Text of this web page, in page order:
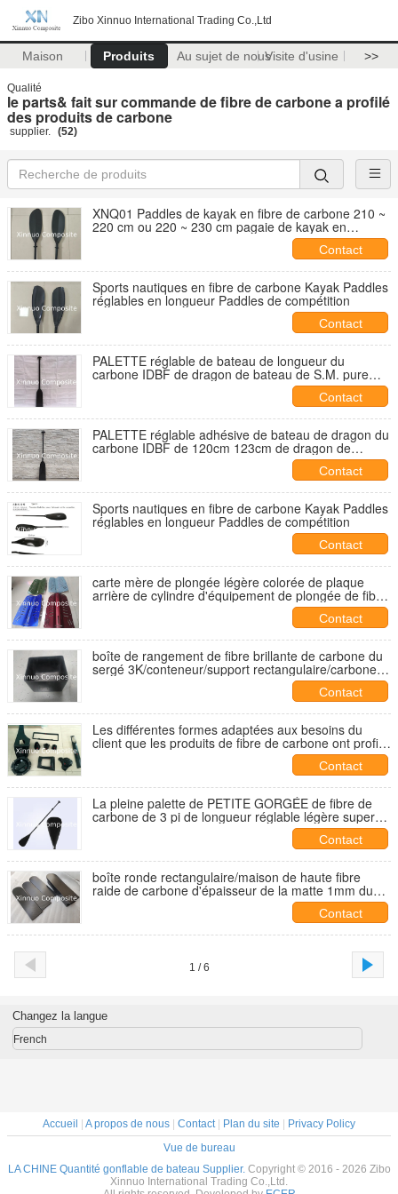
Zibo Xinnuo International Trading Co.,Ltd
Maison Produits Au sujet de nousVisite d'usine >>
Qualité
le parts& fait sur commande de fibre de carbone a profilé
des produits de carbone
supplier. (52)
XNQ01 Paddles de kayak en fibre de carbone 210 ~
220 cm ou 220 ~ 230 cm pagaie de kayak en
Contact
Sports nautiques en fibre de carbone Kayak Paddles
réglables en longueur Paddles de compétition
Contact
PALETTE réglable de bateau de longueur du
carbone IDBF de dragon de bateau de S.M. pure
faite sur commande dragon de palette
Contact
PALETTE réglable adhésive de bateau de dragon du
carbone IDBF de 120cm 123cm de dragon de
bateau de fonte chaude 125cm pure de palette
Contact
Sports nautiques en fibre de carbone Kayak Paddles
réglables en longueur Paddles de compétition
Contact
carte mère de plongée légère colorée de plaque
arrière de cylindre d'équipement de plongée de fibre
Contact
boîte de rangement de fibre brillante de carbone du
sergé 3K/conteneur/support rectangulaire/carbone
Contact
Les différentes formes adaptées aux besoins du
client que les produits de fibre de carbone ont profilé
des produits ont déformé la pièce irrégulière de
Contact
La pleine palette de PETITE GORGÉE de fibre de
carbone de 3 pi de longueur réglable légère superbe
Contact
boîte ronde rectangulaire/maison de haute fibre
raide de carbone d'épaisseur de la matte 1mm du
Contact
1 / 6
Changez la langue
French
Accueil A propos de nous Contact| Plan du site
Privacy Policy
Vue de bureau
LA CHINE Quantité gonflable de bateau Supplier. Copyright © 2016 - 2026 Zibo
Xinnuo International Trading Co.,Ltd.